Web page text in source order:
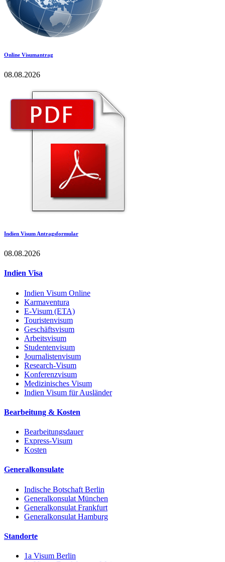
Online Visumantrag
08.08.2026
Indien Visum Antragsformular
08.08.2026
Indien Visa
Indien Visum Online
Karmaventura
E-Visum (ETA)
Touristenvisum
Geschäftsvisum
Arbeitsvisum
Studentenvisum
Journalistenvisum
Research-Visum
Konferenzvisum
Medizinisches Visum
Indien Visum für Ausländer
Bearbeitung & Kosten
Bearbeitungsdauer
Express-Visum
Kosten
Generalkonsulate
Indische Botschaft Berlin
Generalkonsulat München
Generalkonsulat Frankfurt
Generalkonsulat Hamburg
Standorte
1a Visum Berlin